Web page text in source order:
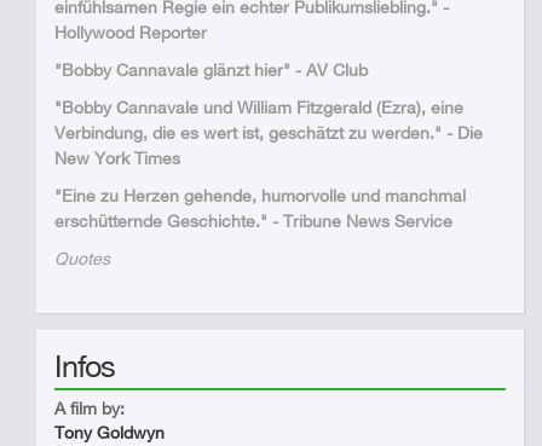
einfühlsamen Regie ein echter Publikumsliebling." -
Hollywood Reporter
"Bobby Cannavale glänzt hier" - AV Club
"Bobby Cannavale und William Fitzgerald (Ezra), eine
Verbindung, die es wert ist, geschätzt zu werden." - Die
New York Times
"Eine zu Herzen gehende, humorvolle und manchmal
erschütternde Geschichte." - Tribune News Service
Quotes
Infos
A film by:
Tony Goldwyn